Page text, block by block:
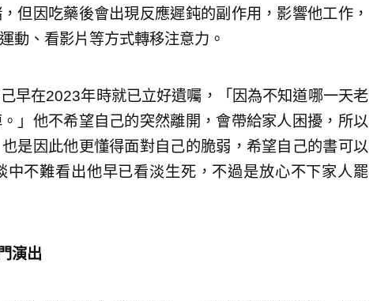
但因吃藥後會出現反應遲鈍的副作用，影響他工作，
動、看影片等方式轉移注意力。
早在2023年時就已立好遺囑，「因為不知道哪一天老
」他不希望自己的突然離開，會帶給家人困擾，所以
是因此他更懂得面對自己的脆弱，希望自己的書可以
中不難看出他早已看淡生死，不過是放心不下家人罷
演出